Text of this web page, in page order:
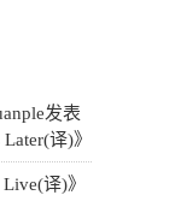
发表
Later(译)》
Live(译)》